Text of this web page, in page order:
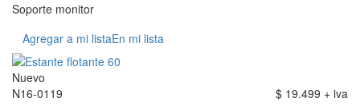
Soporte monitor
Agregar a mi listaEn mi lista
Nuevo
N16-0119
$ 19.499 + iva